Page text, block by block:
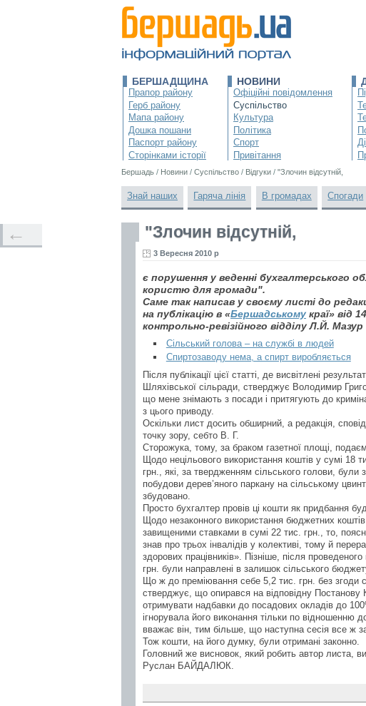
БЕРШАДЩИНА
Прапор району
Герб району
Мапа району
Дошка пошани
Паспорт району
Сторінками історії
НОВИНИ
Офіційні повідомлення
Суспільство
Культура
Політика
Спорт
Привітання
Бершадь / Новини / Суспільство / Відгуки / "Злочин відсутній,
Знай наших Гаряча лінія В громадах Спогади
"Злочин відсутній,
3 Вересня 2010 р
є порушення у веденні бухгалтерського
користю для громади".
Саме так написав у своєму листі до
на публікацію в «Бершадському краї» від
контрольно-ревізійного відділу Л.Й.
Сільський голова – на службі в людей
Спиртозаводу нема, а спирт виробляється
Після публікації цієї статті, де висвітлені
Шляхівської сільради, стверджує Володимир
що мене знімають з посади і притягують до
з цього приводу.
Оскільки лист досить обширний, а редакція,
точку зору, себто В. Г.
Сторожука, тому, за браком газетної площі,
Щодо нецільового використання коштів у сумі 18
грн., які, за твердженням сільського голови,
побудови дерев’яного паркану на сільському
збудовано.
Просто бухгалтер провів ці кошти як придбання
Щодо незаконного використання бюджетних
завищеними ставками в сумі 22 тис. грн., то,
знав про трьох інвалідів у колективі, тому й
здорових працівників». Пізніше, після
грн. були направлені в залишок сільського
Що ж до преміювання себе 5,2 тис. грн. без згоди
стверджує, що опирався на відповідну
отримувати надбавки до посадових окладів до
ігнорувала його виконання тільки по відношенню
вважає він, тим більше, що наступна сесія все ж
Тож кошти, на його думку, були отримані законно.
Головний же висновок, який робить автор листа,
Руслан БАЙДАЛЮК.
←